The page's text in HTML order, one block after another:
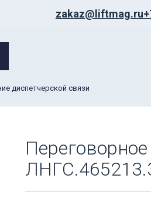
zakaz@liftmag.ru
диспетчерской связи